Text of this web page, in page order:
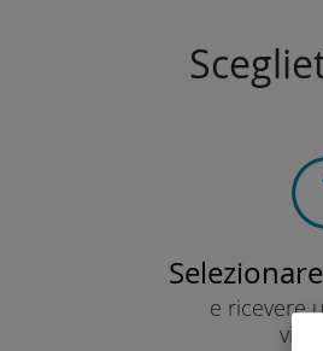
e ricevere
via